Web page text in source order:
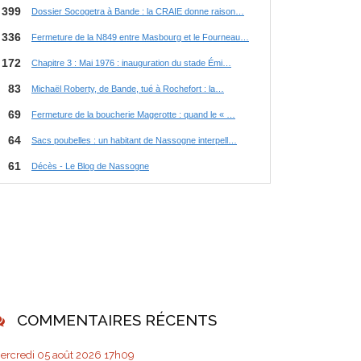
COMMENTAIRES RÉCENTS
05 août 2026 17h09